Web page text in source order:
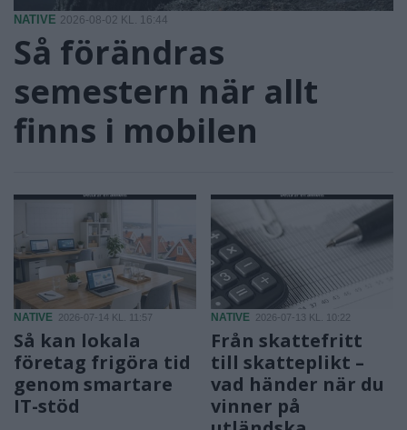
NATIVE 2026-08-02 KL. 16:44
Så förändras
semestern när allt
finns i mobilen
NATIVE 2026-07-14 KL. 11:57
Så kan lokala
företag frigöra tid
genom smartare
IT-stöd
NATIVE 2026-07-13 KL. 10:22
Från skattefritt
till skatteplikt –
vad händer när du
vinner på